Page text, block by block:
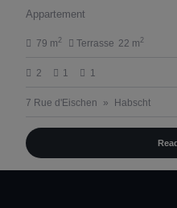
Appartement
79 m 2 Terrasse 22 m2
2 1 1
7 Rue d'Eischen Habscht